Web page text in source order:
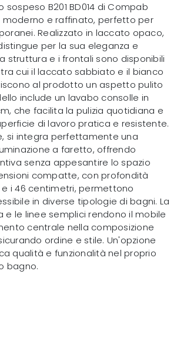
B201 BD014 di Compab
moderno e raffinato, perfetto per
Realizzato in laccato opaco,
per la sua eleganza e
struttura e i frontali sono disponibili
cui il laccato sabbiato e il bianco
al prodotto un aspetto pulito
include un lavabo consolle in
che facilita la pulizia quotidiana e
di lavoro pratica e resistente.
si integra perfettamente una
a faretto, offrendo
senza appesantire lo spazio
compatte, con profondità
i 46 centimetri, permettono
in diverse tipologie di bagni. La
le linee semplici rendono il mobile
centrale nella composizione
ordine e stile. Un'opzione
qualità e funzionalità nel proprio
bagno.